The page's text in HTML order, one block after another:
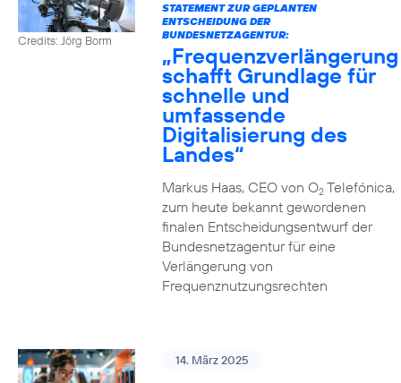
Credits: Jörg Borm
STATEMENT ZUR GEPLANTEN
ENTSCHEIDUNG DER
BUNDESNETZAGENTUR:
„Frequenzverlängerung
schafft Grundlage für
schnelle und
umfassende
Digitalisierung des
Landes“
Markus Haas, CEO von O2Telefónica,
zum heute bekannt gewordenen
finalen Entscheidungsentwurf der
Bundesnetzagentur für eine
Verlängerung von
Frequenznutzungsrechten
14. März 2025